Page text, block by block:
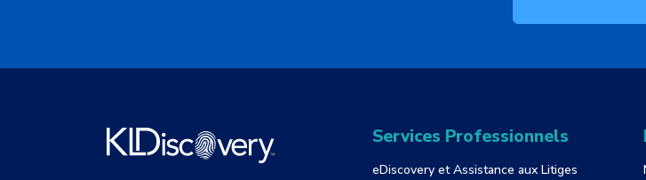
Services Professionnels
eDiscovery et Assistance aux Litiges